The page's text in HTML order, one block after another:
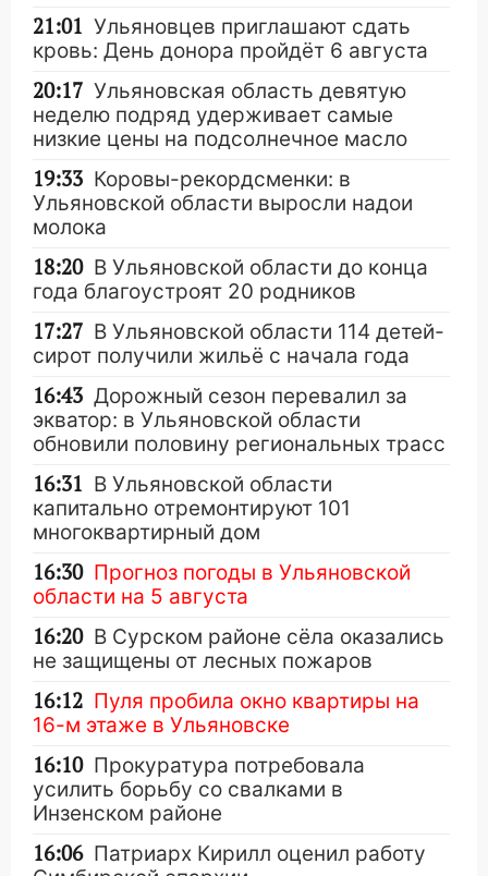
21:01 Ульяновцев приглашают сдать
кровь: День донора пройдёт 6 августа
20:17 Ульяновская область девятую
неделю подряд удерживает самые
низкие цены на подсолнечное масло
19:33 Коровы-рекордсменки: в
Ульяновской области выросли надои
молока
18:20 В Ульяновской области до конца
года благоустроят 20 родников
17:27 В Ульяновской области 114 детей-
сирот получили жильё с начала года
16:43 Дорожный сезон перевалил за
экватор: в Ульяновской области
обновили половину региональных трасс
16:31 В Ульяновской области
капитально отремонтируют 101
многоквартирный дом
16:30 Прогноз погоды в Ульяновской
области на 5 августа
16:20 В Сурском районе сёла оказались
не защищены от лесных пожаров
16:12 Пуля пробила окно квартиры на
16-м этаже в Ульяновске
16:10 Прокуратура потребовала
усилить борьбу со свалками в
Инзенском районе
16:06 Патриарх Кирилл оценил работу